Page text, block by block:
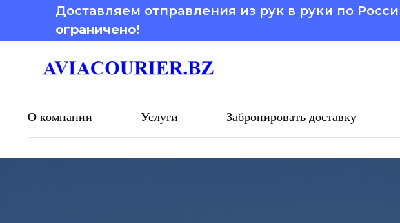
Доставляем отправления из рук в руки по
ограничено!
О компании Услуги Забронировать доставку